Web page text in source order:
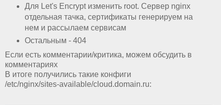
Для Let's Encrypt изменить root. Сервер nginx
отдельная тачка, сертификаты генерируем на
нем и рассылаем сервисам
Остальным - 404
Если есть комментарии/критика, можем обсудить в
комментариях
В итоге получились такие конфиги
/etc/nginx/sites-available/cloud.domain.ru: